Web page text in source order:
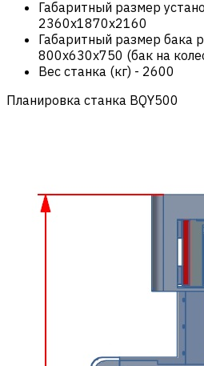
Габаритный размер
2360x1870x2160
Габаритный размер бака
800x630x750 (бак на
Вес станка (кг) - 2600
Планировка станка BQY500